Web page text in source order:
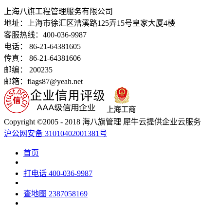
上海八旗工程管理服务有限公司
地址：
上海市徐汇区漕溪路125弄15号皇家大厦4楼
客服热线：400-036-9987
电话： 86-21-64381605
传真： 86-21-64381606
邮编： 200235
邮箱：flags87@yeah.net
Copyright ©2005 - 2018 海八旗管理 犀牛云提供企业云服务
沪公网安备 31010402001381号
首页
打电话 400-036-9987
查地图 2387058169